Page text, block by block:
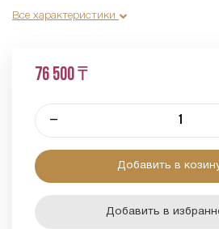
Все характеристики
76 500 ₸
–
Добавить в
Добавить в